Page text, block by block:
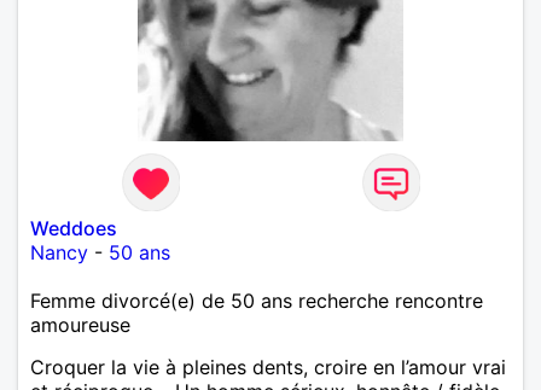
Weddoes
Nancy - 50 ans
Femme divorcé(e) de 50 ans recherche rencontre
amoureuse
Croquer la vie à pleines dents, croire en l’amour vrai